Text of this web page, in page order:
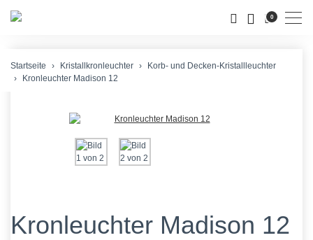
0
Startseite Kristallkronleuchter
Korb- und Decken-Kristallleuchter
Kronleuchter Madison 12
Kronleuchter Madison 12